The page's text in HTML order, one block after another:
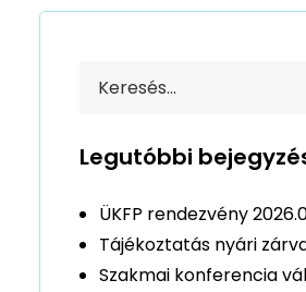
Legutóbbi
ÜKFP rendezvény
Tájékoztatás nyári
Szakmai konferencia